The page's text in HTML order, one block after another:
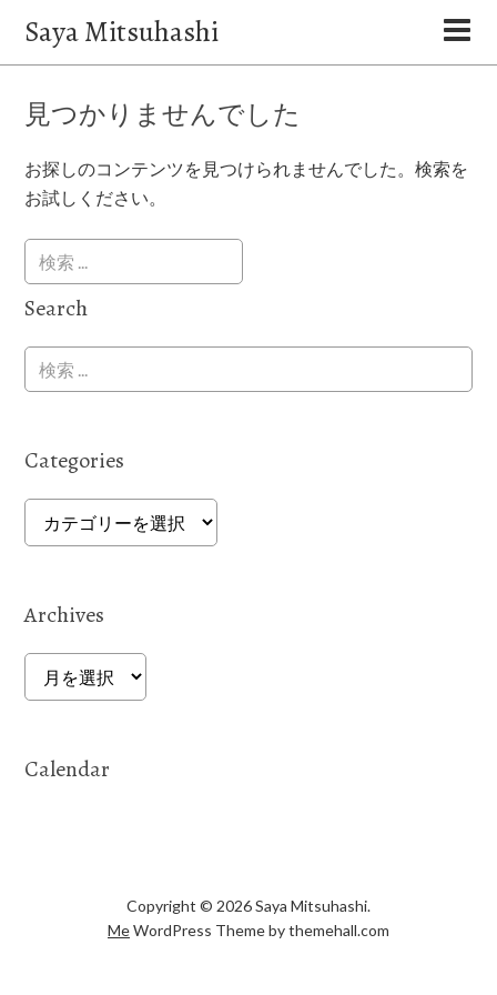
Saya Mitsuhashi
見つかりませんでした
お探しのコンテンツを見つけられませんでした。検索を
お試しください。
Search
Categories
Categories
Archives
Archives
Calendar
Copyright © 2026 Saya Mitsuhashi.
MeWordPress Theme by themehall.com